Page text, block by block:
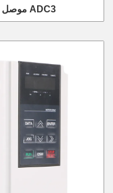
موصل التيار المتردد من سلسلة ADC3